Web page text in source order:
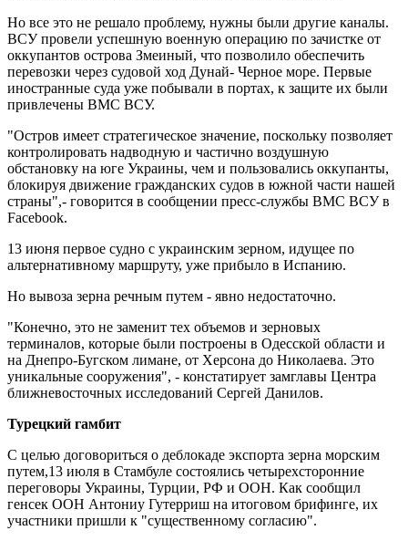
Но все это не решало проблему, нужны были другие каналы.
ВСУ провели успешную военную операцию по зачистке от
оккупантов острова Змеиный, что позволило обеспечить
перевозки через судовой ход Дунай- Черное море. Первые
иностранные суда уже побывали в портах, к защите их были
привлечены ВМС ВСУ.
"Остров имеет стратегическое значение, поскольку позволяет
контролировать надводную и частично воздушную
обстановку на юге Украины, чем и пользовались оккупанты,
блокируя движение гражданских судов в южной части нашей
страны",- говорится в сообщении пресс-службы ВМС ВСУ в
Facebook.
13 июня первое судно с украинским зерном, идущее по
альтернативному маршруту, уже прибыло в Испанию.
Но вывоза зерна речным путем - явно недостаточно.
"Конечно, это не заменит тех объемов и зерновых
терминалов, которые были построены в Одесской области и
на Днепро-Бугском лимане, от Херсона до Николаева. Это
уникальные сооружения", - констатирует замглавы Центра
ближневосточных исследований Сергей Данилов.
Турецкий гамбит
С целью договориться о деблокаде экспорта зерна морским
путем,13 июля в Стамбуле состоялись четырехсторонние
переговоры Украины, Турции, РФ и ООН. Как сообщил
генсек ООН Антониу Гутерриш на итоговом брифинге, их
участники пришли к "существенному согласию".